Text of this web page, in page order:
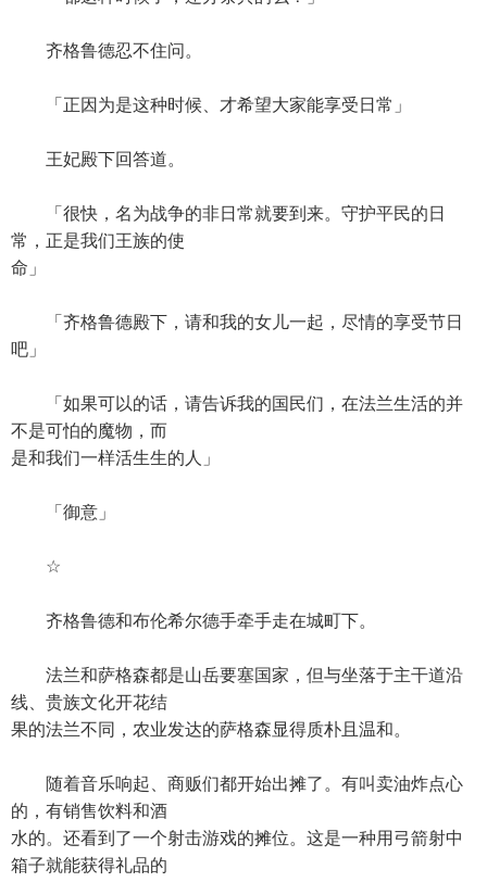
齐格鲁德忍不住问。
「正因为是这种时候、才希望大家能享受日常」
王妃殿下回答道。
「很快，名为战争的非日常就要到来。守护平民的日
常，正是我们王族的使
命」
「齐格鲁德殿下，请和我的女儿一起，尽情的享受节日
吧」
「如果可以的话，请告诉我的国民们，在法兰生活的并
不是可怕的魔物，而
是和我们一样活生生的人」
「御意」
☆
齐格鲁德和布伦希尔德手牵手走在城町下。
法兰和萨格森都是山岳要塞国家，但与坐落于主干道沿
线、贵族文化开花结
果的法兰不同，农业发达的萨格森显得质朴且温和。
随着音乐响起、商贩们都开始出摊了。有叫卖油炸点心
的，有销售饮料和酒
水的。还看到了一个射击游戏的摊位。这是一种用弓箭射中
箱子就能获得礼品的